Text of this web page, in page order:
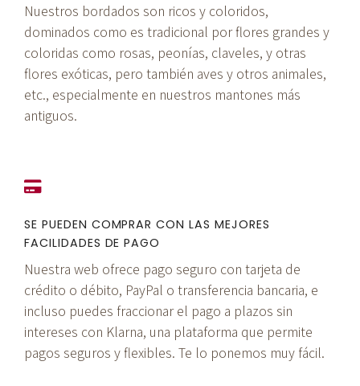
Nuestros bordados son ricos y coloridos,
dominados como es tradicional por flores grandes y
coloridas como rosas, peonías, claveles, y otras
flores exóticas, pero también aves y otros animales,
etc., especialmente en nuestros mantones más
antiguos.
SE PUEDEN COMPRAR CON LAS MEJORES
FACILIDADES DE PAGO
Nuestra web ofrece pago seguro con tarjeta de
crédito o débito, PayPal o transferencia bancaria, e
incluso puedes fraccionar el pago a plazos sin
intereses con Klarna, una plataforma que permite
pagos seguros y flexibles. Te lo ponemos muy fácil.